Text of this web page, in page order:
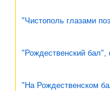
"Чистополь глазами
"Рождественский бал",
"На Рождественском